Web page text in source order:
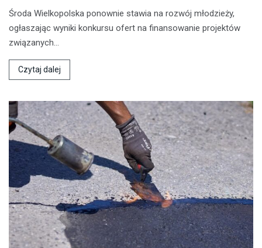
Środa Wielkopolska ponownie stawia na rozwój młodzieży,
ogłaszając wyniki konkursu ofert na finansowanie projektów
związanych…
Czytaj dalej